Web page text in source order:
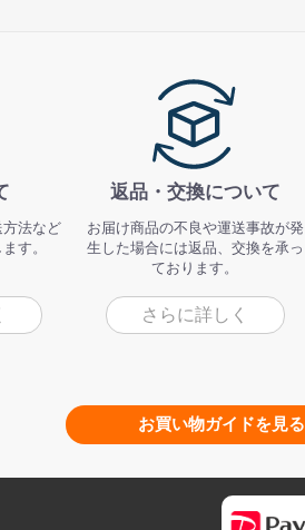
法など
す。
返品・交換について
お届け商品の不良や運送事故が発
生した場合には返品、交換を承っ
ております。
さらに詳しく
お買い物ガイドを見る